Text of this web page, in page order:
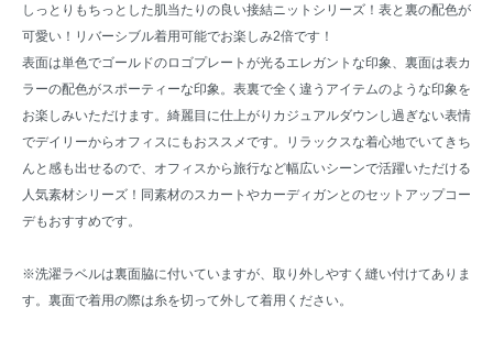
しっとりもちっとした肌当たりの良い接結ニットシリーズ！表と裏の配色が
可愛い！リバーシブル着用可能でお楽しみ2倍です！
表面は単色でゴールドのロゴプレートが光るエレガントな印象、裏面は表カ
ラーの配色がスポーティーな印象。表裏で全く違うアイテムのような印象を
お楽しみいただけます。綺麗目に仕上がりカジュアルダウンし過ぎない表情
でデイリーからオフィスにもおススメです。リラックスな着心地でいてきち
んと感も出せるので、オフィスから旅行など幅広いシーンで活躍いただける
人気素材シリーズ！同素材のスカートやカーディガンとのセットアップコー
デもおすすめです。
※洗濯ラベルは裏面脇に付いていますが、取り外しやすく縫い付けてありま
す。裏面で着用の際は糸を切って外して着用ください。